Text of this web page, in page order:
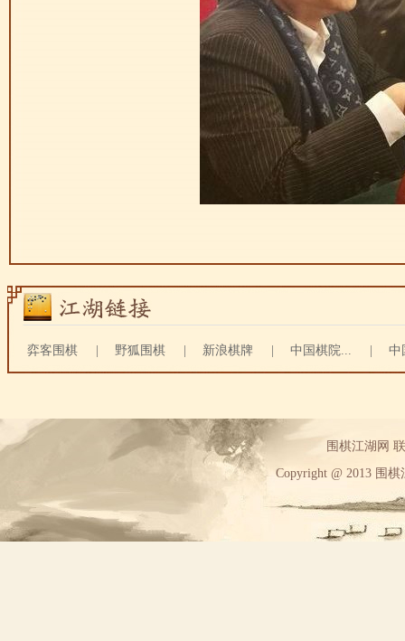
弈客围棋 野狐围棋 新浪棋牌 中国棋院... 中
围棋江湖网
Copyright @ 2013 围